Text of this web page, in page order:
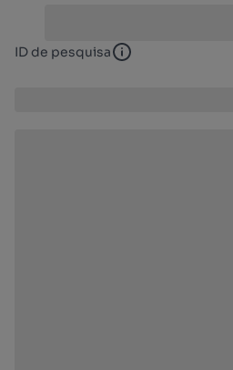
ID de pesquisa ID de pesquisa